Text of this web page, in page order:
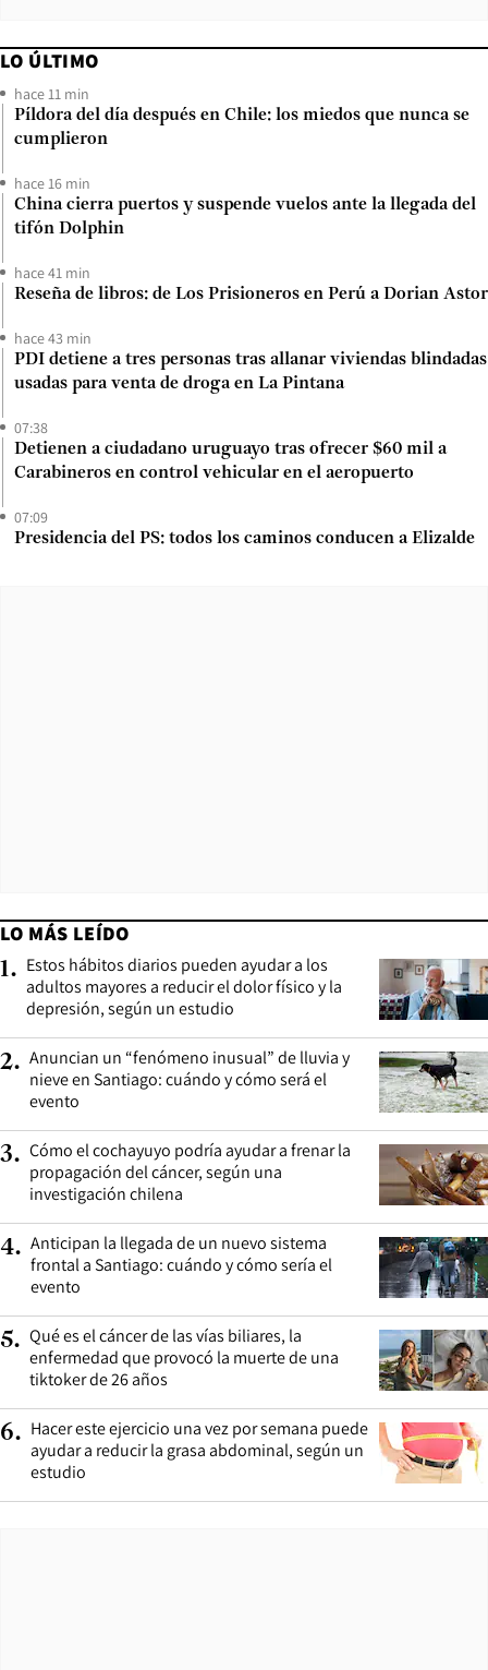
LO ÚLTIMO
hace 11 min
Píldora del día después en Chile: los miedos que nunca se
cumplieron
hace 16 min
China cierra puertos y suspende vuelos ante la llegada del
tifón Dolphin
hace 41 min
Reseña de libros: de Los Prisioneros en Perú a Dorian Astor
hace 43 min
PDI detiene a tres personas tras allanar viviendas blindadas
usadas para venta de droga en La Pintana
07:38
Detienen a ciudadano uruguayo tras ofrecer $60 mil a
Carabineros en control vehicular en el aeropuerto
07:09
Presidencia del PS: todos los caminos conducen a Elizalde
LO MÁS LEÍDO
1. Estos hábitos diarios pueden ayudar a los
adultos mayores a reducir el dolor físico y la
depresión, según un estudio
2. Anuncian un “fenómeno inusual” de lluvia y
nieve en Santiago: cuándo y cómo será el
evento
3. Cómo el cochayuyo podría ayudar a frenar la
propagación del cáncer, según una
investigación chilena
4. Anticipan la llegada de un nuevo sistema
frontal a Santiago: cuándo y cómo sería el
evento
5. Qué es el cáncer de las vías biliares, la
enfermedad que provocó la muerte de una
tiktoker de 26 años
6. Hacer este ejercicio una vez por semana puede
ayudar a reducir la grasa abdominal, según un
estudio